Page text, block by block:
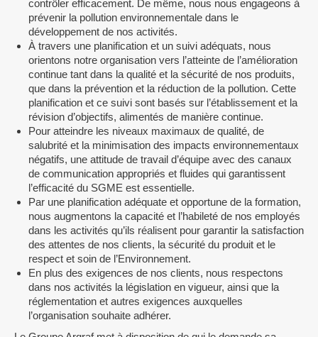
contrôler efficacement. De même, nous nous engageons à
prévenir la pollution environnementale dans le
développement de nos activités.
À travers une planification et un suivi adéquats, nous
orientons notre organisation vers l’atteinte de l’amélioration
continue tant dans la qualité et la sécurité de nos produits,
que dans la prévention et la réduction de la pollution. Cette
planification et ce suivi sont basés sur l’établissement et la
révision d’objectifs, alimentés de manière continue.
Pour atteindre les niveaux maximaux de qualité, de
salubrité et la minimisation des impacts environnementaux
négatifs, une attitude de travail d’équipe avec des canaux
de communication appropriés et fluides qui garantissent
l’efficacité du SGME est essentielle.
Par une planification adéquate et opportune de la formation,
nous augmentons la capacité et l’habileté de nos employés
dans les activités qu’ils réalisent pour garantir la satisfaction
des attentes de nos clients, la sécurité du produit et le
respect et soin de l’Environnement.
En plus des exigences de nos clients, nous respectons
dans nos activités la législation en vigueur, ainsi que la
réglementation et autres exigences auxquelles
l’organisation souhaite adhérer.